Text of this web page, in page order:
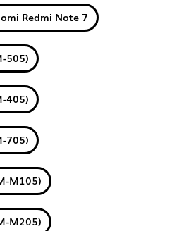
Redmi Note 7
505)
405)
705)
M105)
M205)